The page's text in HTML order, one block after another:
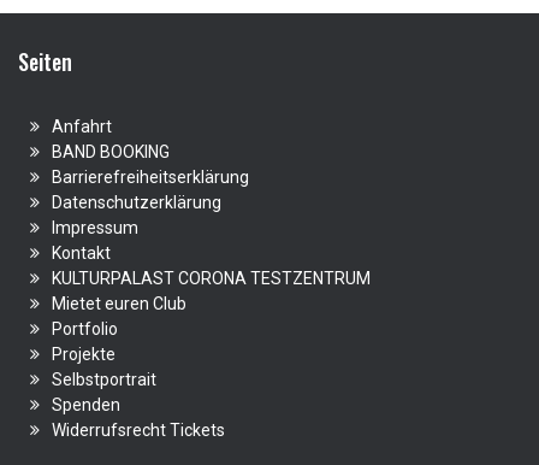
Seiten
Anfahrt
BAND BOOKING
Barrierefreiheitserklärung
Datenschutzerklärung
Impressum
Kontakt
KULTURPALAST CORONA TESTZENTRUM
Mietet euren Club
Portfolio
Projekte
Selbstportrait
Spenden
Widerrufsrecht Tickets